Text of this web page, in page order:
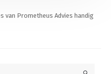
van Prometheus Advies handig